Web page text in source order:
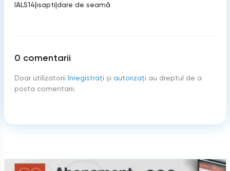
IALS14|isapti|dare de seamă
0 comentarii
Doar utilizatorii înregistraţi şi autorizați au dreptul de a
posta comentarii.